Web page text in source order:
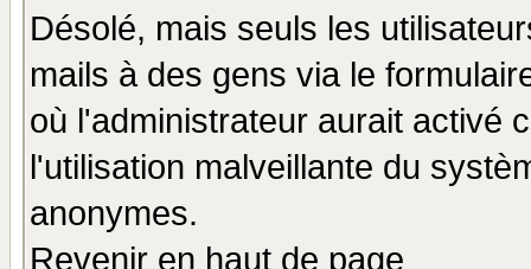
Désolé, mais seuls les
mails à des gens via le
où l'administrateur aurait activé
l'utilisation malveillante du
anonymes.
Revenir en haut de page